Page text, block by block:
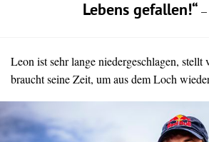
Lebens gefallen!“
Leon ist sehr lange niedergeschlagen, stellt
braucht seine Zeit, um aus dem Loch